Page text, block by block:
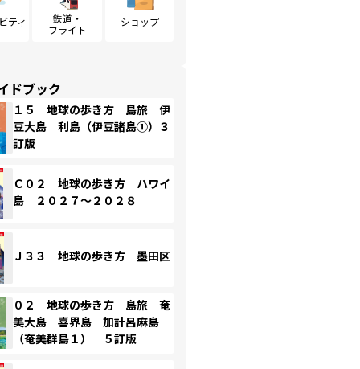
ティ
鉄道・
フライト
ショップ
ドブック
１５ 地球の歩き方 島旅 伊
豆大島 利島（伊豆諸島①）３
訂版
Ｃ０２ 地球の歩き方 ハワイ
島 ２０２７～２０２８
Ｊ３３ 地球の歩き方 墨田区
０２ 地球の歩き方 島旅 奄
美大島 喜界島 加計呂麻島
（奄美群島１） ５訂版